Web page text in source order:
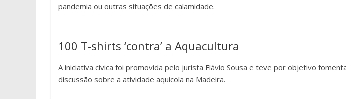
pandemia ou outras situações de calamidade.
100 T-shirts ‘contra’ a Aquacultura
A iniciativa cívica foi promovida pelo jurista Flávio Sousa e teve por objetivo
discussão sobre a atividade aquícola na Madeira.